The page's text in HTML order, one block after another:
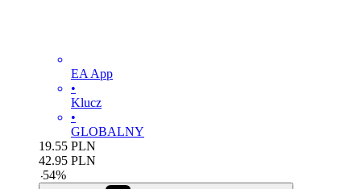
EA App
•
Klucz
•
GLOBALNY
19.55 PLN
42.95 PLN
-54%